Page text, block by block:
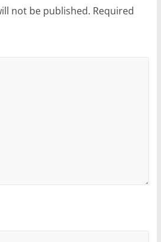
not be published. Required